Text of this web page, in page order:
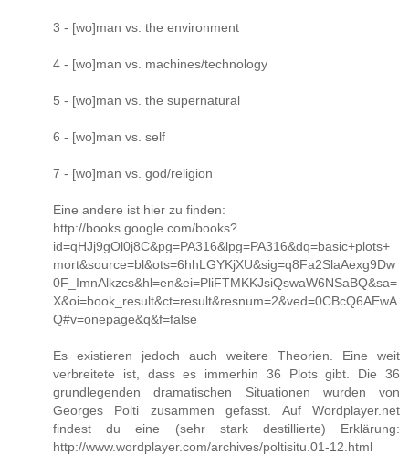
3 - [wo]man vs. the environment
4 - [wo]man vs. machines/technology
5 - [wo]man vs. the supernatural
6 - [wo]man vs. self
7 - [wo]man vs. god/religion
Eine andere ist hier zu finden:
http://books.google.com/books?
id=qHJj9gOl0j8C&pg=PA316&lpg=PA316&dq=basic+plots+
mort&source=bl&ots=6hhLGYKjXU&sig=q8Fa2SlaAexg9Dw
0F_ImnAlkzcs&hl=en&ei=PliFTMKKJsiQswaW6NSaBQ&sa=
X&oi=book_result&ct=result&resnum=2&ved=0CBcQ6AEwA
Q#v=onepage&q&f=false
Es existieren jedoch auch weitere Theorien. Eine weit
verbreitete ist, dass es immerhin 36 Plots gibt. Die 36
grundlegenden dramatischen Situationen wurden von
Georges Polti zusammen gefasst. Auf Wordplayer.net
findest du eine (sehr stark destillierte) Erklärung:
http://www.wordplayer.com/archives/poltisitu.01-12.html